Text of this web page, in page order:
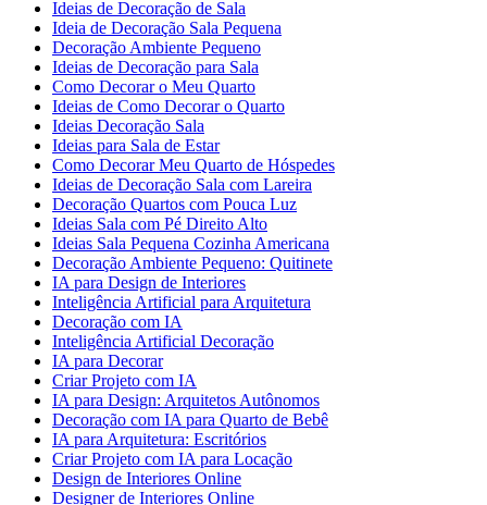
Ideias de Decoração de Sala
Ideia de Decoração Sala Pequena
Decoração Ambiente Pequeno
Ideias de Decoração para Sala
Como Decorar o Meu Quarto
Ideias de Como Decorar o Quarto
Ideias Decoração Sala
Ideias para Sala de Estar
Como Decorar Meu Quarto de Hóspedes
Ideias de Decoração Sala com Lareira
Decoração Quartos com Pouca Luz
Ideias Sala com Pé Direito Alto
Ideias Sala Pequena Cozinha Americana
Decoração Ambiente Pequeno: Quitinete
IA para Design de Interiores
Inteligência Artificial para Arquitetura
Decoração com IA
Inteligência Artificial Decoração
IA para Decorar
Criar Projeto com IA
IA para Design: Arquitetos Autônomos
Decoração com IA para Quarto de Bebê
IA para Arquitetura: Escritórios
Criar Projeto com IA para Locação
Design de Interiores Online
Designer de Interiores Online